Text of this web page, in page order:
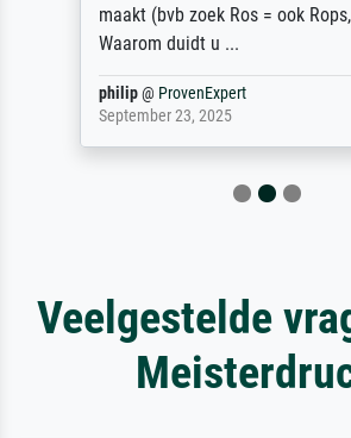
maakt (bvb zoek Ros = ook
Waarom duidt u ...
philip@ ProvenExpert
September 23, 2025
Veelgestelde